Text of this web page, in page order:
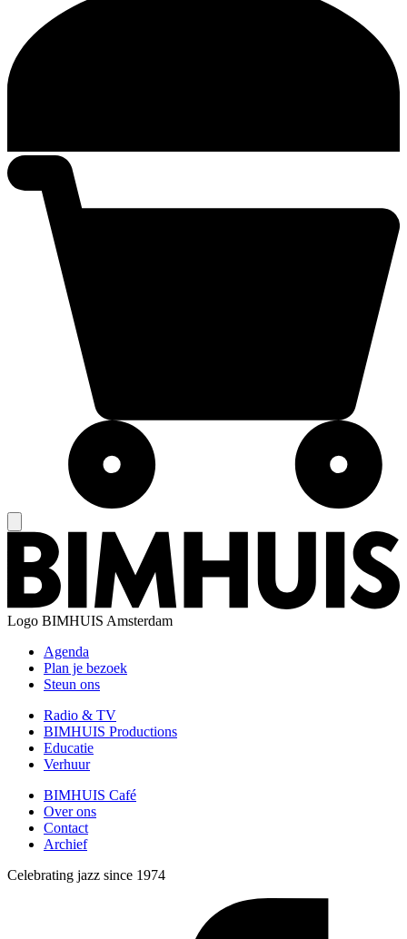
Logo BIMHUIS Amsterdam
Agenda
Plan je bezoek
Steun ons
Radio & TV
BIMHUIS Productions
Educatie
Verhuur
BIMHUIS Café
Over ons
Contact
Archief
Celebrating jazz since 1974